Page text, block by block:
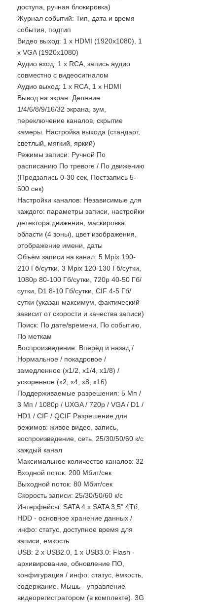
доступа, ручная блокировка)
Журнал событий: Тип, дата и время
события, подтип
Видео выход: 1 x HDMI (1920x1080), 1
x VGA (1920x1080)
Аудио вход: 1 х RCA, запись аудио
совместно с видеосигналом
Аудио выход: 1 х RCA, 1 x HDMI
Вывод на экран: Деление
1/4/6/8/9/16/32 экрана, зум,
переключение каналов, скрытие
камеры. Настройка выхода (стандарт,
светлый, мягкий, яркий)
Режимы записи: Ручной По
расписанию По тревоге / По движению
(Предзапись 0-30 сек, Постзапись 5-
600 сек)
Настройки каналов: Независимые для
каждого: параметры записи, настройки
детектора движения, маскировка
области (4 зоны), цвет изображения,
отображение имени, даты
Объём записи на канал: 5 Mpix 190-
210 Гб/сутки, 3 Mpix 120-130 Гб/сутки,
1080p 80-100 Гб/сутки, 720p 40-50 Гб/
сутки, D1 8-10 Гб/сутки, CIF 4-5 Гб/
сутки (указан максимум, фактический
зависит от скорости и качества записи)
Поиск: По дате/времени, По событию,
По меткам
Воспроизведение: Вперёд и назад /
Нормальное / покадровое /
замедленное (х1/2, х1/4, х1/8) /
ускоренное (х2, х4, х8, х16)
Поддерживаемые разрешения: 5 Мп /
3 Мп / 1080р / UXGA / 720р / VGA / D1 /
HD1 / CIF / QCIF Разрешение для
режимов: живое видео, запись,
воспроизведение, сеть. 25/30/50/60 к/с
каждый канал
Максимальное количество каналов: 32
Входной поток: 200 Мбит/сек
Выходной поток: 80 Мбит/сек
Скорость записи: 25/30/50/60 к/с
Интерфейсы: SATA 4 x SATA 3,5" 4Тб,
HDD - основное хранение данных /
инфо: статус, доступное время для
записи, емкость
USB: 2 x USB2.0, 1 x USB3.0: Flash -
архивирование, обновление ПО,
конфигурация / инфо: статус, ёмкость,
содержание. Мышь - управление
видеорегистратором (в комплекте). 3G